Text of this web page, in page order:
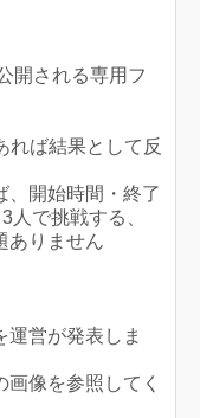
開される専用フ
れば結果として反
、開始時間・終了
人で挑戦する、
ありません
運営が発表しま
像を参照してく